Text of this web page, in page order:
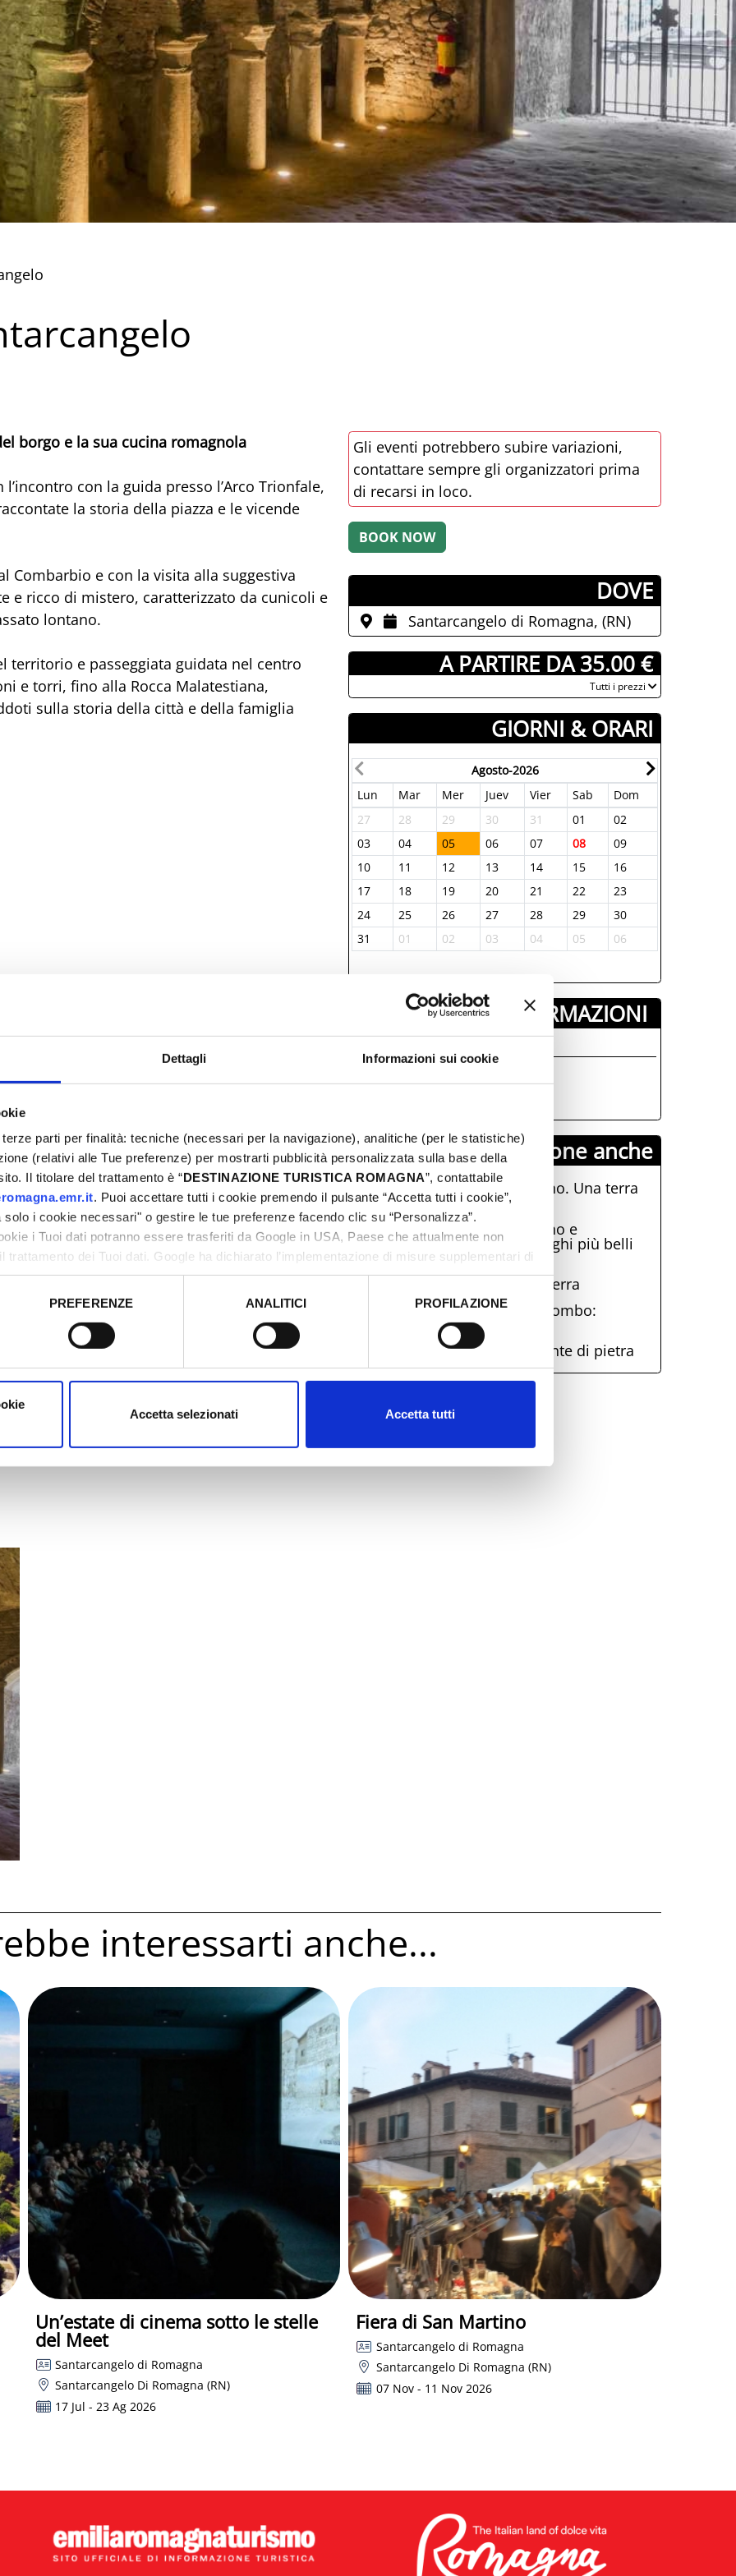
Dettagli Informazioni sui cookie
parti per finalità: tecniche (necessari per la navigazione), analitiche (per le statistiche)
(relativi alle Tue preferenze) per mostrarti pubblicità personalizzata sulla base della
Il titolare del trattamento è “DESTINAZIONE TURISTICA ROMAGNA”, contattabile
. Puoi accettare tutti i cookie premendo il pulsante “Accetta tutti i cookie”,
i cookie necessari" o gestire le tue preferenze facendo clic su “Personalizza”.
i Tuoi dati potranno essere trasferiti da Google in USA, Paese che attualmente non
trattamento dei Tuoi dati. Google ha dichiarato l’implementazione di misure supplementari di
che abbiamo valutato essere sufficienti.
PREFERENZE ANALITICI PROFILAZIONE
Accetta selezionati Accetta tutti
borgo e la sua cucina romagnola
con la guida presso l’Arco Trionfale,
la storia della piazza e le vicende
Combarbio e con la visita alla suggestiva
e ricco di mistero, caratterizzato da cunicoli e
lontano.
territorio e passeggiata guidata nel centro
e torri, fino alla Rocca Malatestiana,
sulla storia della città e della famiglia
grotta fa fresco tutto l'anno!)
selezionare il punto di pick-up per ogni
Gli eventi potrebbero subire variazioni,
contattare sempre gli organizzatori prima
di recarsi in loco.
­DOVE
Santarcangelo di Romagna, (RN)
­ A PARTIRE DA 35.00 €
­Tutti i prezzi
GIORNI & ORARI
Agosto-2026
Lun
Mar Mer Juev Vier Sab
Dom
27
28 29 30 31 01
02
03
04 05 06 07 08
09
10
11 12 13 14 15
16
17
18 19 20 21 22
23
24
25 26 27 28 29
30
31
01 02 03 04 05 06
INFORMAZIONI ­
PromHotels propone anche
Misano Adriatico e Coriano. Una terra
di campioni
San Giovanni in Marignano e
Montegridolfo. Due dei borghi più belli
d'Italia
Onferno. Al centro della terra
Montescudo e Monte Colombo:
Romagna taste and craft
Montefiore Conca. Il gigante di pietra
interessarti anche...
Un’estate di cinema sotto le stelle
del Meet
Santarcangelo di Romagna
Santarcangelo Di Romagna (RN)
17 Jul - 23 Ag 2026
Fiera di San Martino
Santarcangelo di Romagna
Santarcangelo Di Romagna (RN)
07 Nov - 11 Nov 2026